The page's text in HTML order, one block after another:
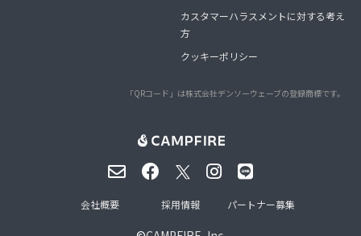
カスタマーハラスメントに対する考え
方
クッキーポリシー
「QRコード」は株式会社デンソーウェーブの登録商標です。
会社概要 採用情報 パートナー募集